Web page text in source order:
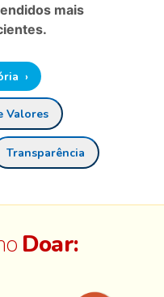
mais
›
Valores
Transparência
Doar: